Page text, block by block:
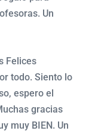
Un
Felices
todo. Siento lo
espero el
gracias
muy BIEN. Un